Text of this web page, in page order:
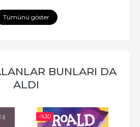
Tümünü göster
BUNLARI DA
ALDI
-%30